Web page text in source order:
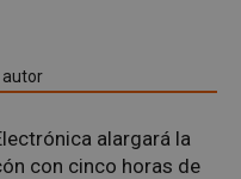
autor
alargará la
con cinco horas de
Amazon.com
Inc.
embed.bsky.app
1 semana